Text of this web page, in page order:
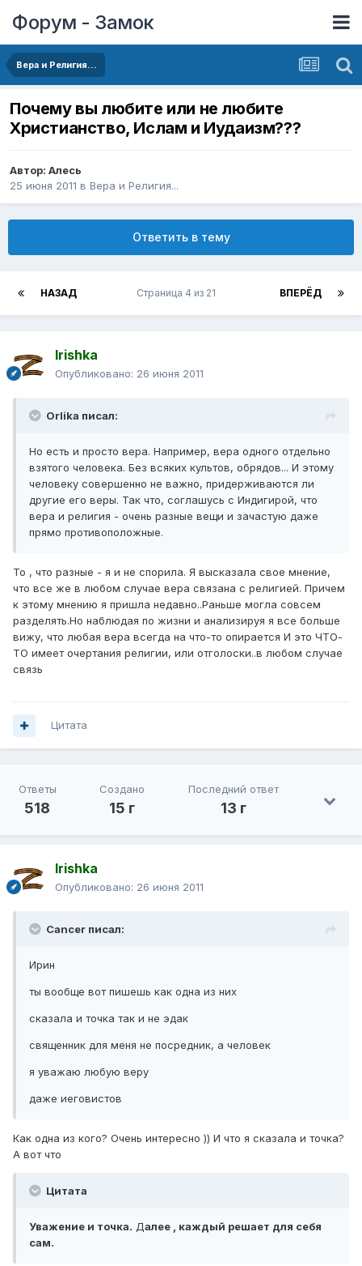
Форум - Замок
Вера и Религия...
Почему вы любите или не любите
Христианство, Ислам и Иудаизм???
Автор: Алесь
25 июня 2011 в Вера и Религия...
Ответить в тему
НАЗАД ВПЕРЁД
Страница 4 из 21
Irishka
Опубликовано: 26 июня 2011
Orlika писал:
Но есть и просто вера. Например, вера одного отдельно
взятого человека. Без всяких культов, обрядов... И этому
человеку совершенно не важно, придерживаются ли
другие его веры. Так что, соглашусь с Индигирой, что
вера и религия - очень разные вещи и зачастую даже
прямо противоположные.
То , что разные - я и не спорила. Я высказала свое мнение,
что все же в любом случае вера связана с религией. Причем
к этому мнению я пришла недавно..Раньше могла совсем
разделять.Но наблюдая по жизни и анализируя я все больше
вижу, что любая вера всегда на что-то опирается И это ЧТО-
ТО имеет очертания религии, или отголоски..в любом случае
связь
Цитата
Ответы
518
Создано
15 г
Последний ответ
13 г
Irishka
Опубликовано: 26 июня 2011
Cancer писал:
Ирин
ты вообще вот пишешь как одна из них
сказала и точка так и не эдак
священник для меня не посредник, а человек
я уважаю любую веру
даже иеговистов
Как одна из кого? Очень интересно )) И что я сказала и точка?
А вот что
Цитата
Уважение и точка. Далее , каждый решает для себя
сам.